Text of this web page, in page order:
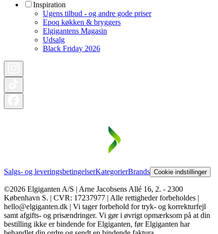
Inspiration
Ugens tilbud - og andre gode priser
Epoq køkken & bryggers
Elgigantens Magasin
Udsalg
Black Friday 2026
Salgs- og leveringsbetingelserKategorierBrands Cookie indstillinger
©2026 Elgiganten A/S | Arne Jacobsens Allé 16, 2. - 2300
København S. | CVR: 17237977 | Alle rettigheder forbeholdes |
hello@elgiganten.dk | Vi tager forbehold for tryk- og korrekturfejl
samt afgifts- og prisændringer. Vi gør i øvrigt opmærksom på at din
bestilling ikke er bindende for Elgiganten, før Elgiganten har